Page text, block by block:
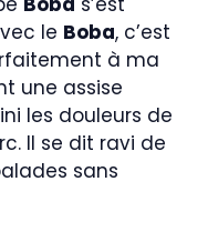
le Boba, c’est
à ma
une assise
les douleurs de
Il se dit ravi de
sans